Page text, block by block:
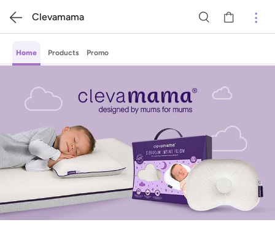
Home Products Promo
Clevamama